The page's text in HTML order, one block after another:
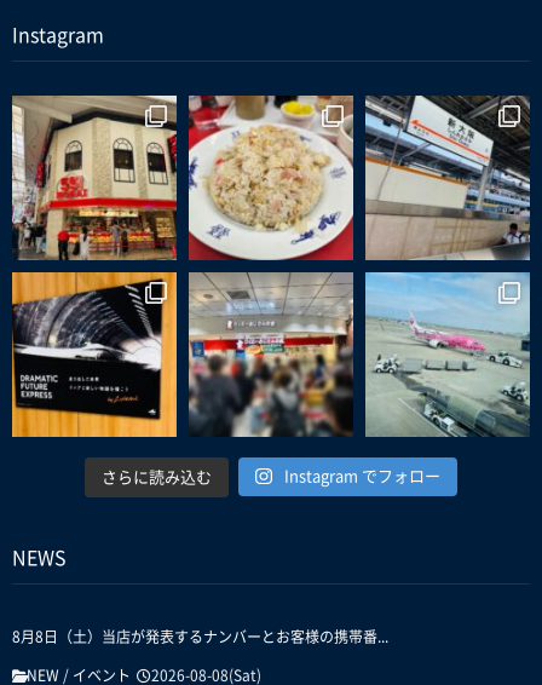
Instagram
さらに読み込む Instagram でフォロー
NEWS
8月8日（土）当店が発表するナンバーとお客様の携帯番...
NEW / イベント 2026-08-08(Sat)